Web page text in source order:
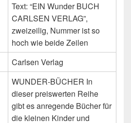
Text: “EIN Wunder BUCH
CARLSEN VERLAG”,
zweizeilig, Nummer ist so
hoch wie beide Zeilen
Carlsen Verlag
WUNDER-BÜCHER In
dieser preiswerten Reihe
gibt es anregende Bücher für
die kleinen Kinder und